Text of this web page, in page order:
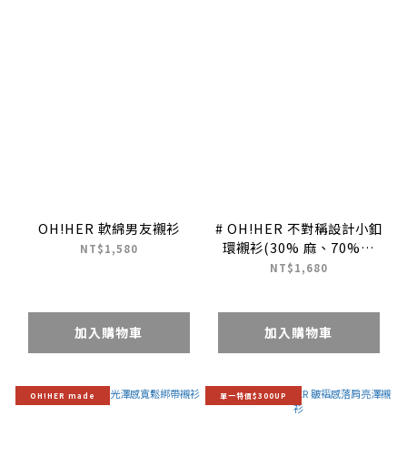
OH!HER 軟綿男友襯衫
NT$1,580
加入購物車
# OH!HER 不對稱設計小釦
環襯衫(30% 麻、70%天
絲）
NT$1,680
加入購物車
OH!HER made 單一特價$300UP